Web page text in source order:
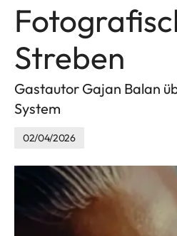
Streben
Gastautor Gajan Balan
System
02/04/2026